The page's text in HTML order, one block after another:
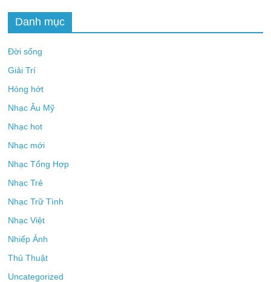
Danh mục
Đời sống
Giải Trí
Hóng hớt
Nhạc Âu Mỹ
Nhạc hot
Nhạc mới
Nhạc Tổng Hợp
Nhạc Trẻ
Nhạc Trữ Tình
Nhạc Việt
Nhiếp Ảnh
Thủ Thuật
Uncategorized